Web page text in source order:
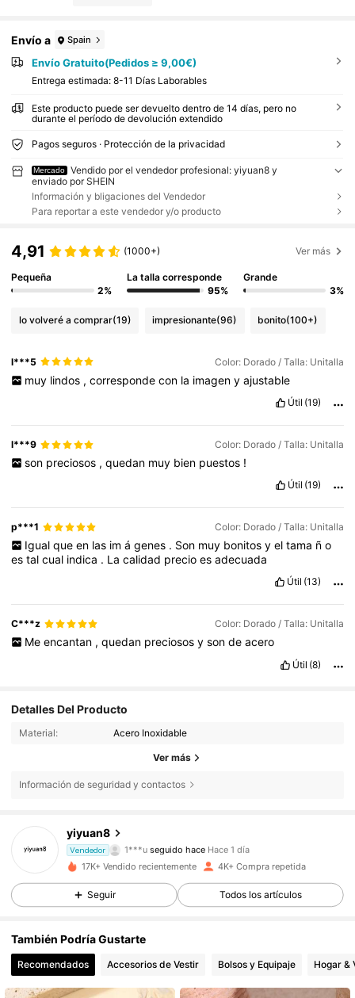
Envío a Spain
Envío Gratuito(Pedidos ≥ 9,00€)
Entrega estimada: 8-11 Días Laborables
Este producto puede ser devuelto dentro de 14 días, pero no
durante el período de devolución extendido
Pagos seguros · Protección de la privacidad
Mercado
Vendido por el vendedor profesional: yiyuan8 y
enviado por SHEIN
Información y bligaciones del Vendedor
Para reportar a este vendedor y/o producto
4,91 (1000+) Ver más
Pequeña
2%
La talla corresponde
95%
Grande
3%
lo volveré a comprar(19) impresionante(96) bonito(100+)
l***5 Color: Dorado / Talla: Unitalla
muy lindos , corresponde con la imagen y ajustable
Útil (19)
l***9 Color: Dorado / Talla: Unitalla
son preciosos , quedan muy bien puestos !
Útil (19)
p***1 Color: Dorado / Talla: Unitalla
Igual que en las im á genes . Son muy bonitos y el tama ñ o
estalcual indica . Lacalidad precioesadecuada
Útil (13)
C***z Color: Dorado / Talla: Unitalla
Me encantan , quedan preciosos y son de acero
Útil (8)
Detalles Del Producto
Material: Acero Inoxidable
Ver más
Información de seguridad y contactos
yiyuan8
Vendedor 4,91 537 Seguidores
537 Seguidores
4,91 537 Seguidores
17K+ Vendido recientemente 4K+ Compra repetida
Seguir Todos los artículos
También Podría Gustarte
Recomendados Accesorios de Vestir Bolsos y Equipaje Hogar &